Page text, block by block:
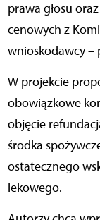
prawa głosu
cenowych z
wnioskodawcy –
W projekcie
obowiązkowe
objęcie
środka
ostatecznego
lekowego.